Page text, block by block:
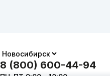
8 (800) 600-44-94
ПН-ПТ 9:00 - 18:00